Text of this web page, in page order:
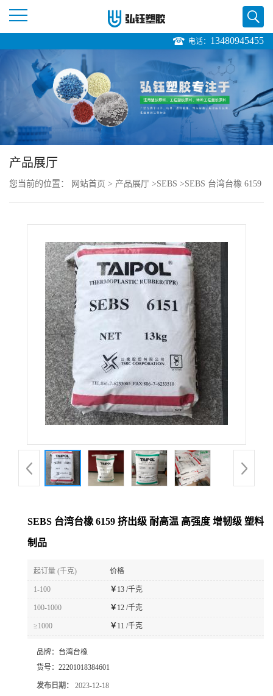
页
公
品
展
证
电话： 13480945455
产品展厅
您当前的位置： 网站首页 > 产品展厅 >SEBS >SEBS 台湾台橡 6159
SEBS 台湾台橡 6159 挤出级 耐高温 高强度 增韧级 塑料
制品
起订量 (千克) 价格
1-100 ￥ 13 /千克
100-1000 ￥ 12 /千克
≥1000 ￥ 11 /千克
品牌： 台湾台橡
货号： 22201018384601
发布日期： 2023-12-18